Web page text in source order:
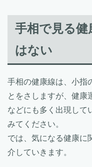
手相で見る
はない
手相の健康線は、小指
とをさしますが、健康
などにも多く出現して
みてください。
では、気になる健康に
介していきます。